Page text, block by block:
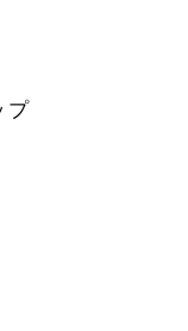
プ